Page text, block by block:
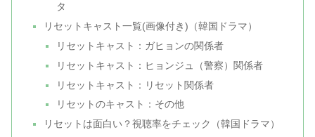
タ
リセットキャスト一覧(画像付き)（韓国ドラマ）
リセットキャスト：ガヒョンの関係者
リセットキャスト：ヒョンジュ（警察）関係者
リセットキャスト：リセット関係者
リセットのキャスト：その他
リセットは面白い？視聴率をチェック（韓国ドラマ）